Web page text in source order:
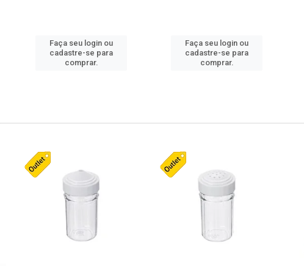
Faça seu login ou
cadastre-se para
comprar.
Faça seu login ou
cadastre-se para
comprar.